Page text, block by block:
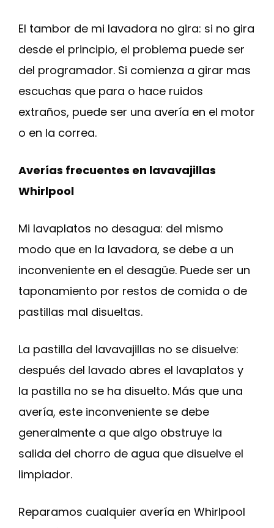
El tambor de mi lavadora no gira: si no gira
desde el principio, el problema puede ser
del programador. Si comienza a girar mas
escuchas que para o hace ruidos
extraños, puede ser una avería en el motor
o en la correa.
Averías frecuentes en lavavajillas
Whirlpool
Mi lavaplatos no desagua: del mismo
modo que en la lavadora, se debe a un
inconveniente en el desagüe. Puede ser un
taponamiento por restos de comida o de
pastillas mal disueltas.
La pastilla del lavavajillas no se disuelve:
después del lavado abres el lavaplatos y
la pastilla no se ha disuelto. Más que una
avería, este inconveniente se debe
generalmente a que algo obstruye la
salida del chorro de agua que disuelve el
limpiador.
Reparamos cualquier avería en Whirlpool